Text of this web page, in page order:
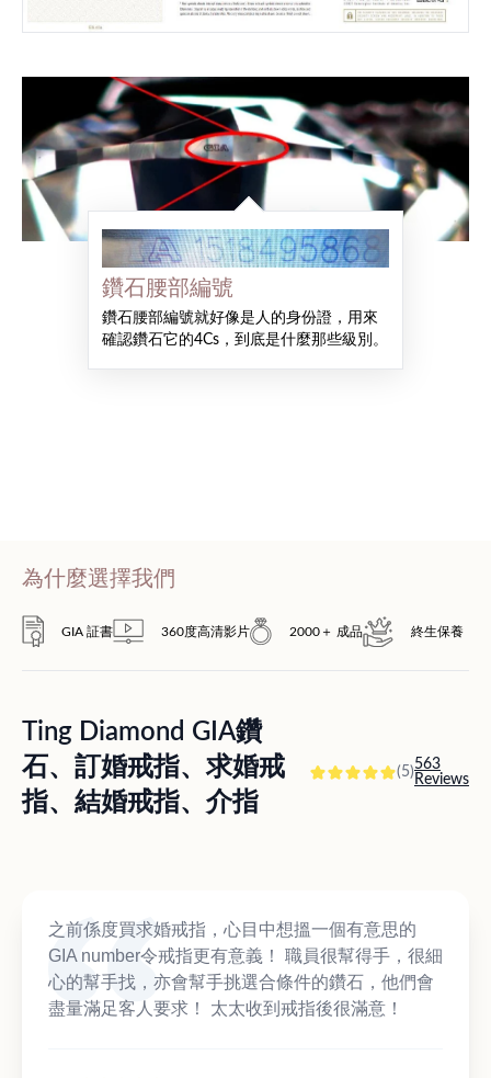
鑽石腰部編號
鑽石腰部編號就好像是人的身份證，用來
確認鑽石它的4Cs，到底是什麼那些級別。
為什麼選擇我們
GIA 証書 360度高清影片 2000＋ 成品 終生保養
Ting Diamond GIA鑽
石、訂婚戒指、求婚戒
指、結婚戒指、介指
(5)563
Reviews
之前係度買求婚戒指，心目中想搵一個有意思的
GIA number令戒指更有意義！ 職員很幫得手，很細
心的幫手找，亦會幫手挑選合條件的鑽石，他們會
盡量滿足客人要求！ 太太收到戒指後很滿意！